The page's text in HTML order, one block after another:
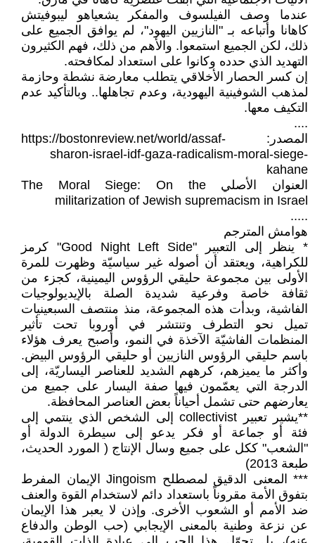
عندما وصف الفيلسوف والمفكر يشعياهو ليبوفيتش
كاهانا وأتباعه بـ "النازيين اليهود"، لم يوافق الجميع على
ذلك، لكن الجميع استمعوا. والأهم من ذلك، فهم الكثيرون
التهديد الذي حدده وكانوا على استعداد لمكافحته.
إن كسر الحصار الأخلاقي يتطلب معارضة نشطة وحازمة
لمذهب الشوفينية اليهودية، وعدم تجاهلها.. وبالتأكيد عدم
التكيف معها.
....
المصدر: https://bostonreview.net/world/assaf-
sharon-israel-idf-gaza-radicalism-moral-siege-
kahane
العنوان الأصلي The Moral Siege: On the
militarization of Jewish supremacism in Israel
.....
هوامش المترجم
* ينظر إلى التعبير "Good Night Left Side" كرمز
للكراهية، ويعتقد أن أصوله غير سياسيّة وظهرت للمرة
الأولى بين مجموعة حليقي الرؤوس اليمينية، كجزء من
ثقافة خاصة وفرعية شديدة الصلة بالإيديولوجيات
الفاشية، وبدأت هذه المجموعة، منذ منتصف السبعينيات
تميل نحو التطرف وتنتشر في أوروبا تحت تأثير
المنظمات الفاشيّة الآخذة في النمو، وأصبح يعرف هؤلاء
باسم حليقي الرؤوس النازيين أو حليقي الرؤوس البيض.
وأكثر ما يميزهم، كرههم الشديد للعناصر اليساريّة، إلى
الدرجة التي يعمّمون فيها صفة اليسار على جميع من
يعارضهم حتى تشمل أحياناً بعض العناصر المحافظة.
**يشير تعبير collectivist إلى الشخص الذي ينتمي إلى
فئة أو جماعة أو فكر يدعو إلى سيطرة الدولة أو
"الشعب" ككل على جميع وسال الإنتاج ( المورد الحديث،
طبعة 2013)
*** المعنى الدقيق لمصطلح Jingoism الإيمان المفرط
بتفوق الأمة مقروناً باستعداد دائم لاستخدام القوة والعنف
ضد الأمم أو الشعوب الأخرى. وإذن لا يعبر هذا الإيمان
عن نزعة وطنية بالمعنى الإيجابي (حب الوطن والدفاع